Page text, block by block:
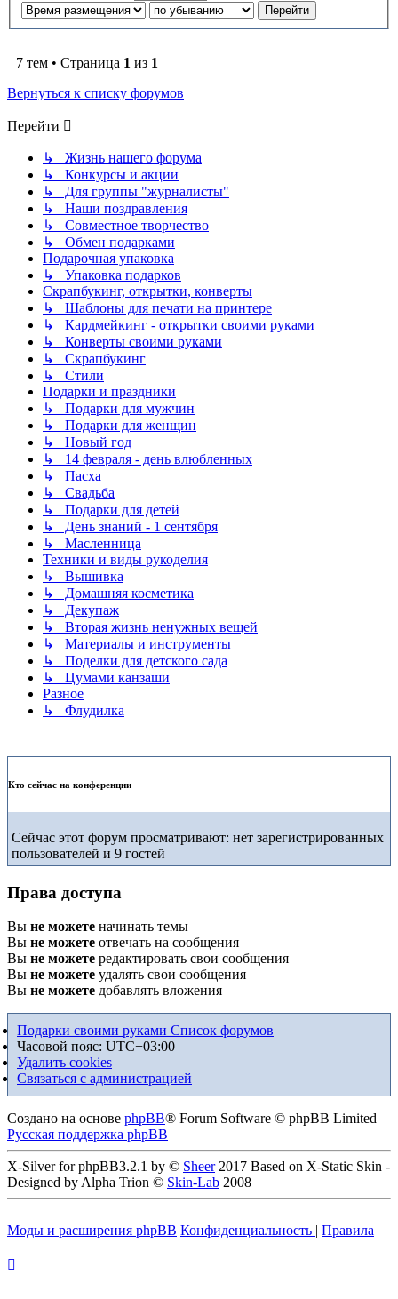
7 тем • Страница 1 из 1
Вернуться к списку форумов
Перейти
↳ Жизнь нашего форума
↳ Конкурсы и акции
↳ Для группы "журналисты"
↳ Наши поздравления
↳ Совместное творчество
↳ Обмен подарками
Подарочная упаковка
↳ Упаковка подарков
Скрапбукинг, открытки, конверты
↳ Шаблоны для печати на принтере
↳ Кардмейкинг - открытки своими руками
↳ Конверты своими руками
↳ Скрапбукинг
↳ Стили
Подарки и праздники
↳ Подарки для мужчин
↳ Подарки для женщин
↳ Новый год
↳ 14 февраля - день влюбленных
↳ Пасха
↳ Свадьба
↳ Подарки для детей
↳ День знаний - 1 сентября
↳ Масленница
Техники и виды рукоделия
↳ Вышивка
↳ Домашняя косметика
↳ Декупаж
↳ Вторая жизнь ненужных вещей
↳ Материалы и инструменты
↳ Поделки для детского сада
↳ Цумами канзаши
Разное
↳ Флудилка
Кто сейчас на конференции
Сейчас этот форум просматривают: нет зарегистрированных
пользователей и 9 гостей
Права доступа
Вы не можете начинать темы
Вы не можете отвечать на сообщения
Вы не можете редактировать свои сообщения
Вы не можете удалять свои сообщения
Вы не можете добавлять вложения
Подарки своими руками Список форумов
Часовой пояс: UTC+03:00
Удалить cookies
Связаться с администрацией
Создано на основе phpBB® Forum Software © phpBB Limited
Русская поддержка phpBB
X-Silver for phpBB3.2.1 by © Sheer2017 Based on X-Static Skin -
Designed by Alpha Trion © Skin-Lab 2008
Моды и расширения phpBB Конфиденциальность | Правила